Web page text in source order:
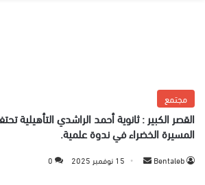
مجتمع
القصر الكبير : ثانوية أحمد الراشدي التأهيلية
المسيرة الخضراء في ندوة علمية.
Bentaleb 15 نوفمبر 2025 0